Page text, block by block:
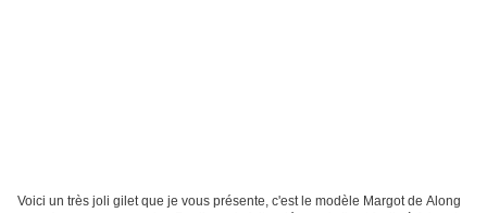
Voici un très joli gilet que je vous présente, c'est le modèle Margot de Along